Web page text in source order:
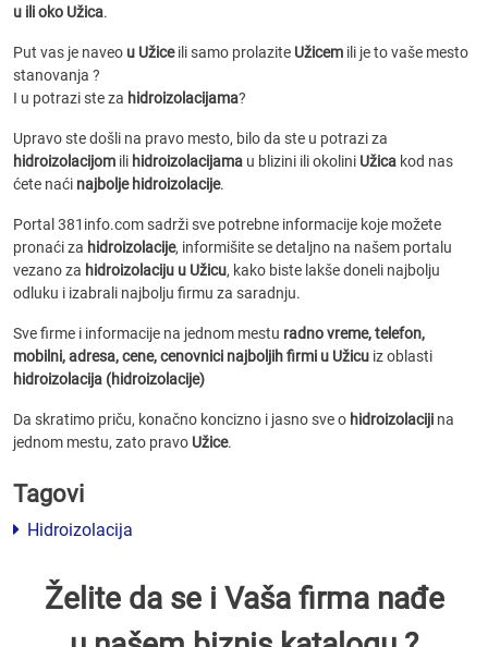
u ili oko Užica.
Put vas je naveo u Užiceili samo prolazite Užicem ili je to vaše mesto
stanovanja ?
I u potrazi ste za hidroizolacijama?
Upravo ste došli na pravo mesto, bilo da ste u potrazi za
hidroizolacijom ili hidroizolacijama u blizini ili okolini Užica kod nas
ćete naći najbolje hidroizolacije.
Portal 381info.com sadrži sve potrebne informacije koje možete
pronaći za hidroizolacije, informišite se detaljno na našem portalu
vezano za hidroizolaciju u Užicu, kako biste lakše doneli najbolju
odluku i izabrali najbolju firmu za saradnju.
Sve firme i informacije na jednom mestu radno vreme, telefon,
mobilni, adresa, cene, cenovnici najboljih firmi u Užicu iz oblasti
hidroizolacija (hidroizolacije)
Da skratimo priču, konačno koncizno i jasno sve o hidroizolaciji na
jednom mestu, zato pravo Užice.
Tagovi
Hidroizolacija
Želite da se i Vaša firma nađe